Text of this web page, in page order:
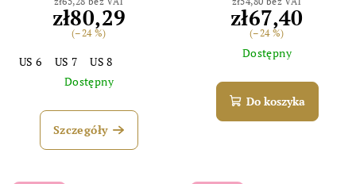
zł80,29
(–24 %)
US 6 US 7
US 8
Dostępny
Szczegóły
zł67,40
(–24 %)
Dostępny
Do koszyka